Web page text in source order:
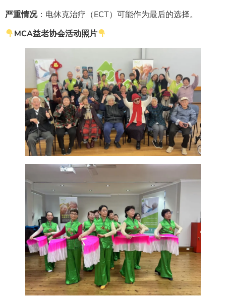
严重情况：电休克治疗（ECT）可能作为最后的选择。
MCA益老协会活动照片